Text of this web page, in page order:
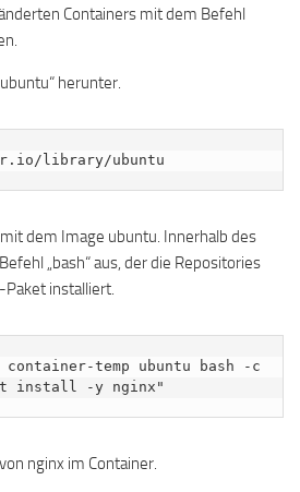
Containers mit dem Befehl
herunter.
library/ubuntu
dem Image ubuntu. Innerhalb des
„bash“ aus, der die Repositories
installiert.
container-temp ubuntu bash -c
install -y nginx"
nginx im Container.